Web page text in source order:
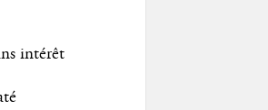
intérêt